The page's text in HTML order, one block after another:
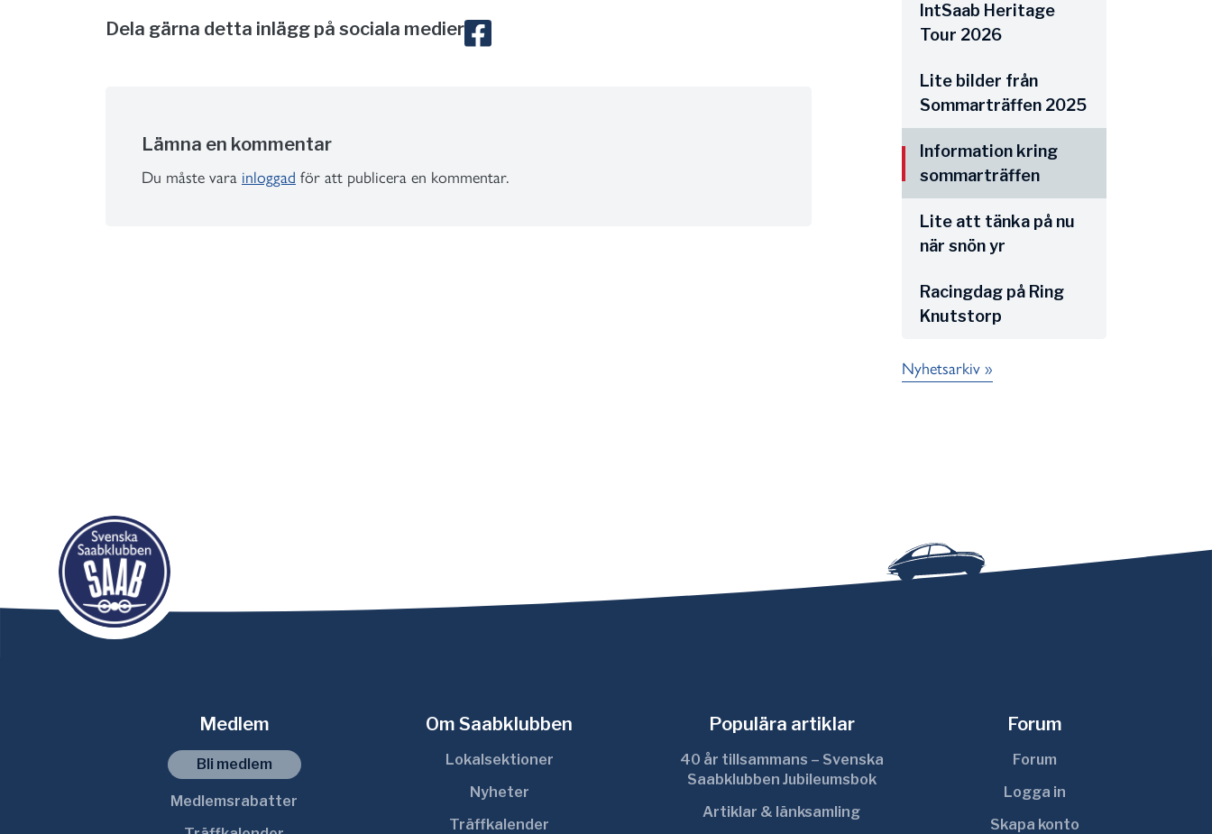
Dela gärna detta inlägg på sociala medier
Lämna en kommentar
Du måste vara inloggad för att publicera en kommentar.
IntSaab Heritage
Tour 2026
Lite bilder från
Sommarträffen 2025
Information kring
sommarträffen
Lite att tänka på nu
när snön yr
Racingdag på Ring
Knutstorp
Nyhetsarkiv »
Medlem
Bli medlem
Medlemsrabatter
Om Saabklubben
Lokalsektioner
Nyheter
Träffkalender
Populära artiklar
40 år tillsammans – Svenska
Saabklubben Jubileumsbok
Artiklar & länksamling
Forum
Forum
Logga in
Skapa konto